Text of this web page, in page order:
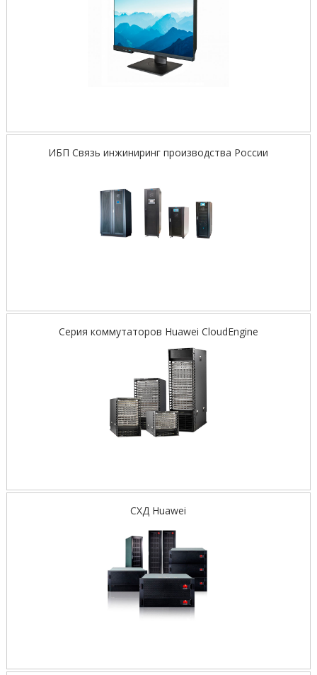
ИБП Связь инжиниринг производства России
Серия коммутаторов Huawei CloudEngine
СХД Huawei